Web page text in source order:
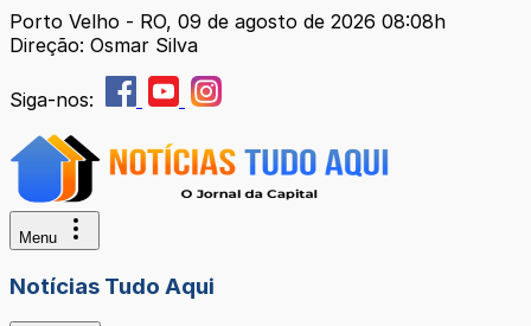
Porto Velho - RO, 09 de agosto de 2026 08:08h
Direção: Osmar Silva
Siga-nos:
Menu
Notícias Tudo Aqui